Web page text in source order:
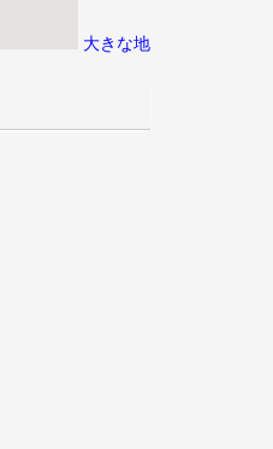
大きな地